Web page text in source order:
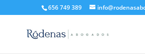
656 749 389